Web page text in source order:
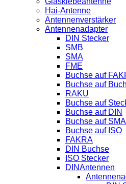
Hai-Antenne
Antennenverstärker
Antennenadapter
DIN Stecker
SMB
SMA
FME
Buchse auf
Buchse auf
RAKU
Buchse auf
Buchse auf DIN
Buchse auf SMA
Buchse auf ISO
FAKRA
DIN Buchse
ISO Stecker
DINAntennen